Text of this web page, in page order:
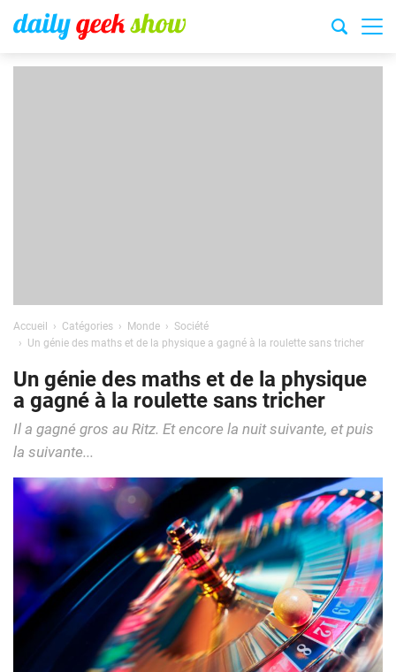
Accueil Catégories Monde
Société
Un génie des maths et de la physique a gagné à la roulette sans tricher
Un génie des maths et de la physique
a gagné à la roulette sans tricher
Il a gagné gros au Ritz. Et encore la nuit suivante, et puis
la suivante...